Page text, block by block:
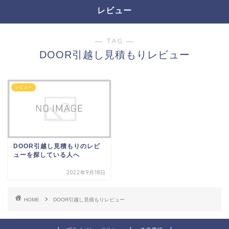
レビュー
― TAG ―
DOOR引越し見積もりレビュー
レビュー
DOOR引越し見積もりのレビ
ューを探している人へ
2022年9月18日
HOME DOOR引越し見積もりレビュー